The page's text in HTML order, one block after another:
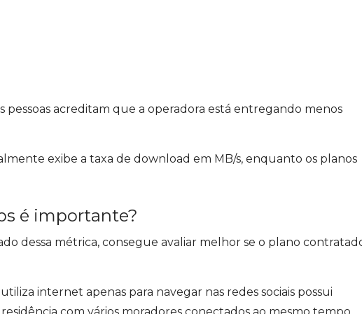
pessoas acreditam que a operadora está entregando menos
exibe a taxa de download em MB/s, enquanto os planos
é importante?
dessa métrica, consegue avaliar melhor se o plano
internet apenas para navegar nas redes sociais possui